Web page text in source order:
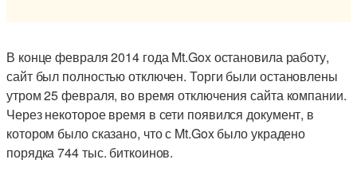
В конце февраля 2014 года Mt.Gox остановила работу,
сайт был полностью отключен. Торги были остановлены
утром 25 февраля, во время отключения сайта компании.
Через некоторое время в сети появился документ, в
котором было сказано, что с Mt.Gox было украдено
порядка 744 тыс. биткоинов.